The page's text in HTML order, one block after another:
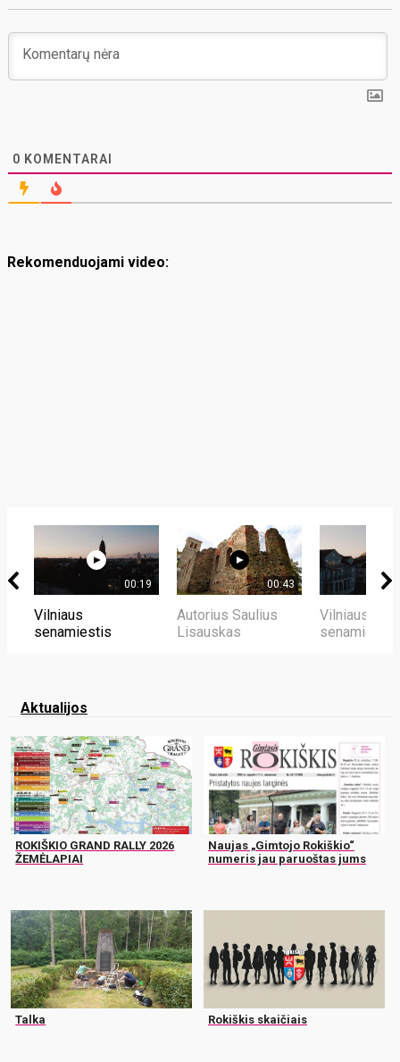
0 KOMENTARAI
Rekomenduojami video:
00:19
Vilniaus
senamiestis
00:43
Autorius Saulius
Lisauskas
Vilniaus
senamiestis
Aktualijos
ROKIŠKIO GRAND RALLY 2026
ŽEMĖLAPIAI
Naujas „Gimtojo Rokiškio“
numeris jau paruoštas jums
Talka Rokiškis skaičiais